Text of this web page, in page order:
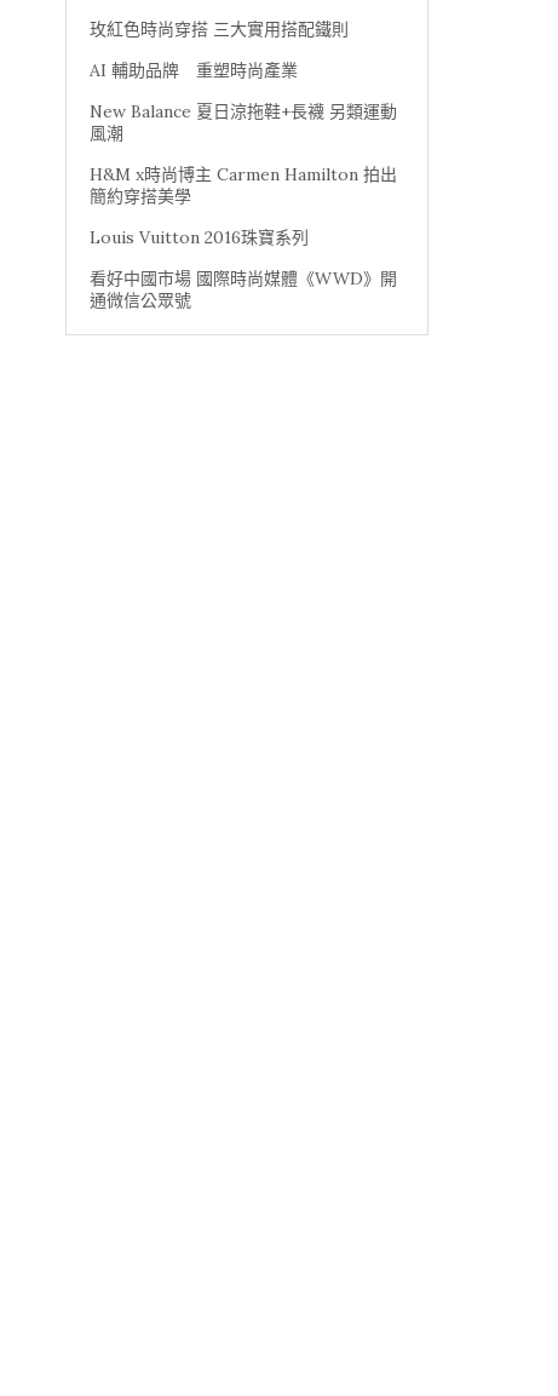
玫紅色時尚穿搭 三大實用搭配鐵則
AI 輔助品牌 重塑時尚產業
New Balance 夏日涼拖鞋+長襪 另類運動
風潮
H&M x時尚博主 Carmen Hamilton 拍出
簡約穿搭美學
Louis Vuitton 2016珠寶系列
看好中國市場 國際時尚媒體《WWD》開
通微信公眾號